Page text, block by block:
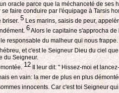
oracle parce que la méchanceté de ses
faire conduire par l'équipage à Tarsis
briser. 5 Les marins, saisis de peur,
6Alors le capitaine s'approcha de
responsable du malheur qui nous
et c'est le Seigneur Dieu du ciel
du Seigneur.
12Il leur dit: " Hissez-moi et
en vain: la mer de plus en plus
innocents. Car c'est toi Seigneur